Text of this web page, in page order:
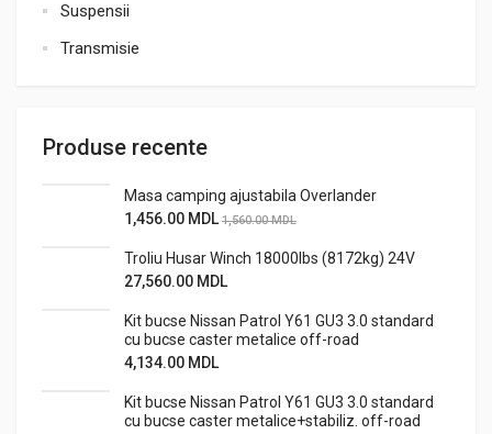
Suspensii
Transmisie
Produse recente
Masa camping ajustabila Overlander
1,456.00 MDL 1,560.00MDL
Troliu Husar Winch 18000lbs (8172kg) 24V
27,560.00 MDL
Kit bucse Nissan Patrol Y61 GU3 3.0 standard
cu bucse caster metalice off-road
4,134.00 MDL
Kit bucse Nissan Patrol Y61 GU3 3.0 standard
cu bucse caster metalice+stabiliz. off-road